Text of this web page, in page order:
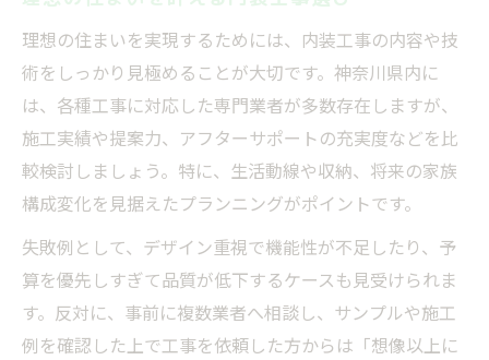
理想の住まいを実現するためには、内装工事の内容や技
術をしっかり見極めることが大切です。神奈川県内に
は、各種工事に対応した専門業者が多数存在しますが、
施工実績や提案力、アフターサポートの充実度などを比
較検討しましょう。特に、生活動線や収納、将来の家族
構成変化を見据えたプランニングがポイントです。
失敗例として、デザイン重視で機能性が不足したり、予
算を優先しすぎて品質が低下するケースも見受けられま
す。反対に、事前に複数業者へ相談し、サンプルや施工
例を確認した上で工事を依頼した方からは「想像以上に